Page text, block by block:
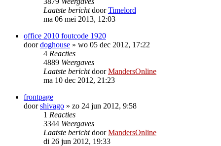
Laatste berichtdoorTimelord
ma 06 mei 2013, 12:03
office 2010 foutcode 1920
doordoghouse » wo 05 dec 2012, 17:22
4 Reacties
4889 Weergaves
Laatste berichtdoorMandersOnline
ma 10 dec 2012, 21:23
frontpage
doorshivago » zo 24 jun 2012, 9:58
1 Reacties
3344 Weergaves
Laatste berichtdoorMandersOnline
di 26 jun 2012, 19:33